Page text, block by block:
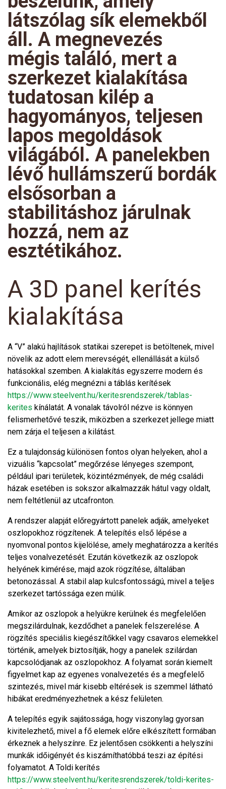
látszólag sík elemekből
áll. A megnevezés
mégis találó, mert a
szerkezet kialakítása
tudatosan kilép a
hagyományos, teljesen
lapos megoldások
világából. A panelekben
lévő hullámszerű bordák
elsősorban a
stabilitáshoz járulnak
hozzá, nem az
esztétikához.
A 3D panel kerítés
kialakítása
A “V” alakú hajlítások statikai szerepet is betöltenek, mivel
növelik az adott elem merevségét, ellenállását a külső
hatásokkal szemben. A kialakítás egyszerre modern és
funkcionális, elég megnézni a táblás kerítések
https://www.steelvent.hu/keritesrendszerek/tablas-
kerites kínálatát. A vonalak távolról nézve is könnyen
felismerhetővé teszik, miközben a szerkezet jellege miatt
nem zárja el teljesen a kilátást.
Ez a tulajdonság különösen fontos olyan helyeken, ahol a
vizuális “kapcsolat” megőrzése lényeges szempont,
például ipari területek, közintézmények, de még családi
házak esetében is sokszor alkalmazzák hátul vagy oldalt,
nem feltétlenül az utcafronton.
A rendszer alapját előregyártott panelek adják, amelyeket
oszlopokhoz rögzítenek. A telepítés első lépése a
nyomvonal pontos kijelölése, amely meghatározza a kerítés
teljes vonalvezetését. Ezután következik az oszlopok
helyének kimérése, majd azok rögzítése, általában
betonozással. A stabil alap kulcsfontosságú, mivel a teljes
szerkezet tartóssága ezen múlik.
Amikor az oszlopok a helyükre kerülnek és megfelelően
megszilárdulnak, kezdődhet a panelek felszerelése. A
rögzítés speciális kiegészítőkkel vagy csavaros elemekkel
történik, amelyek biztosítják, hogy a panelek szilárdan
kapcsolódjanak az oszlopokhoz. A folyamat során kiemelt
figyelmet kap az egyenes vonalvezetés és a megfelelő
szintezés, mivel már kisebb eltérések is szemmel látható
hibákat eredményezhetnek a kész felületen.
A telepítés egyik sajátossága, hogy viszonylag gyorsan
kivitelezhető, mivel a fő elemek előre elkészített formában
érkeznek a helyszínre. Ez jelentősen csökkenti a helyszíni
munkák időigényét és kiszámíthatóbbá teszi az építési
folyamatot. A Toldi kerítés
https://www.steelvent.hu/keritesrendszerek/toldi-kerites-